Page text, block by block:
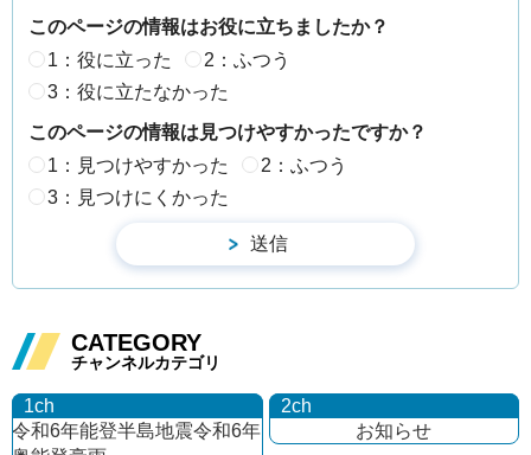
このページの情報はお役に立ちましたか？
1：役に立った
2：ふつう
3：役に立たなかった
このページの情報は見つけやすかったですか？
1：見つけやすかった
2：ふつう
3：見つけにくかった
CATEGORY
チャンネルカテゴリ
1ch
令和6年能登半島地震令和6年
2ch
お知らせ